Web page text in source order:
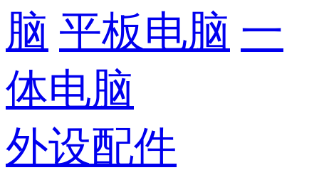
脑 平板电脑 一
体电脑
外设配件